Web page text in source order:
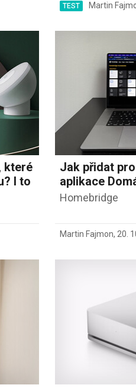
TEST Martin
které
I to
Jak přidat
aplikace
Homebridge
Martin Fajmon,20.